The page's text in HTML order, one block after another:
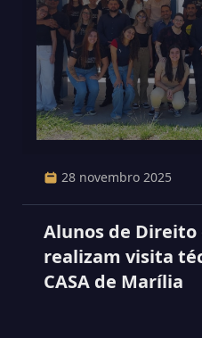
28 novembro 2025
Alunos de Direito
realizam visita
CASA de Marília